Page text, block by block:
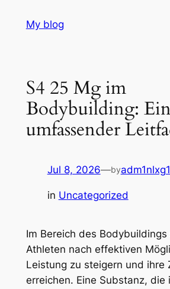
My blog
S4 25 Mg im
Bodybuilding:
umfassender
Jul 8, 2026—by
in Uncategorized
Im Bereich des Bodybuildings
Athleten nach effektiven
Leistung zu steigern und ihre
erreichen. Eine Substanz, die